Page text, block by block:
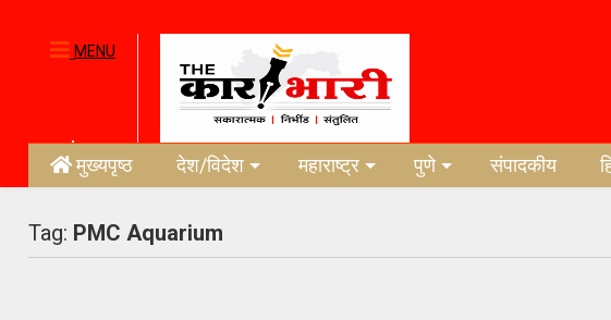
MENU
मुख्यपृष्ठ देश/विदेश महाराष्ट्र पुणे संपादकीय
Tag: PMC Aquarium